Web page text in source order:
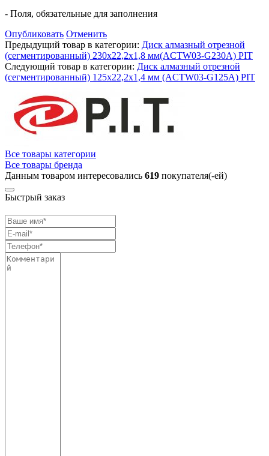
- Поля, обязательные для заполнения
Опубликовать Отменить
Предыдущий товар в категории: Диск алмазный отрезной
(сегментированный) 230x22,2x1,8 мм(ACTW03-G230A) PIT
Следующий товар в категории: Диск алмазный отрезной
(сегментированный) 125x22,2x1,4 мм (ACTW03-G125A) PIT
Все товары категории
Все товары бренда
Данным товаром интересовались 619 покупателя(-ей)
Быстрый заказ